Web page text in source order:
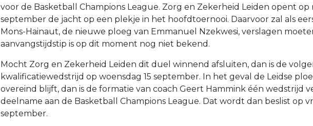
voor de Basketball Champions League. Zorg en Zekerheid Leiden opent op
september de jacht op een plekje in het hoofdtoernooi. Daarvoor zal als
Mons-Hainaut, de nieuwe ploeg van Emmanuel Nzekwesi, verslagen
aanvangstijdstip is op dit moment nog niet bekend.
Mocht Zorg en Zekerheid Leiden dit duel winnend afsluiten, dan is de
kwalificatiewedstrijd op woensdag 15 september. In het geval de Leidse
overeind blijft, dan is de formatie van coach Geert Hammink één wedstrijd
deelname aan de Basketball Champions League. Dat wordt dan beslist op
september.